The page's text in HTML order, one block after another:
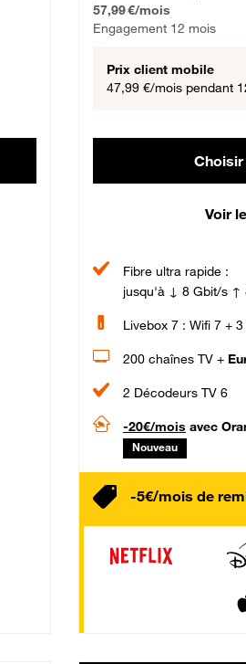
57,99 €/mois
Engagement 12 mois
Prix client mobile
47,99 €/mois pendant
Voir
Fibre ultra rapide :
jusqu'à ↓ 8 Gbit/s ↑
Livebox 7 : Wifi 7 +
200 chaînes TV +
2 Décodeurs TV 6
-20€/mois avec
Nouveau
-5€/mois de